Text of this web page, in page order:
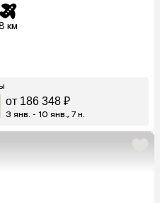
км
от 186 348 ₽
3 янв. - 10 янв., 7 н.